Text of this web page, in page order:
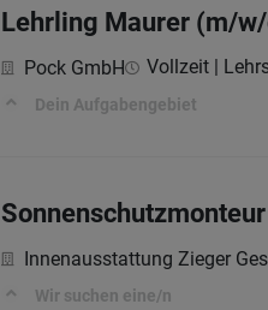
Lehrling Maurer (m/
Pock GmbH Vollzeit |
Dein Aufgabengebiet
Innenausstattung Zieger
Wir suchen eine/n